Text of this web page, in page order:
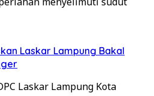
Laskar Lampung Bakal
Laskar Lampung Kota